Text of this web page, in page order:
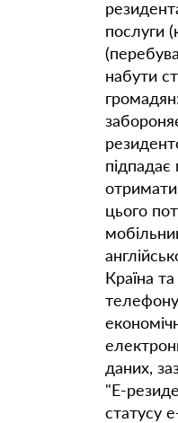
послуги
набути
цього
Країна
телефону
даних,
"Е-
статусу